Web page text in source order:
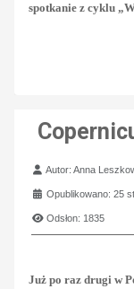
spotkanie z cyklu
Szczegóły
Autor:Anna
Opublikowano: 25
Odsłon: 1835
Już po raz drugi w